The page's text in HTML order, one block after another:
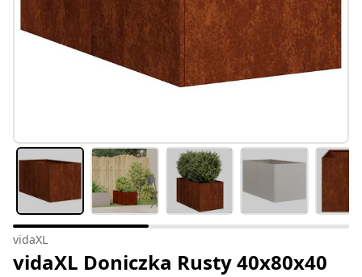
vidaXL
vidaXL Doniczka Rusty 40x80x40